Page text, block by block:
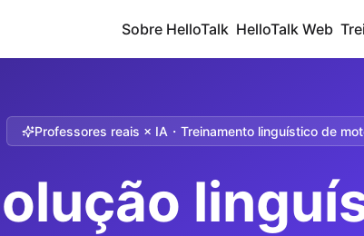
Sobre HelloTalk HelloTalk Web
Professores reais × IA・Treinamento linguístico de